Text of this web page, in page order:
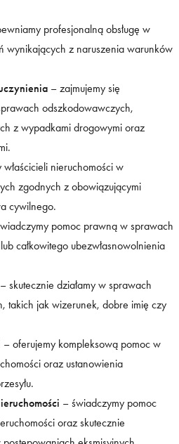
profesjonalną obsługę w
wynikających z naruszenia warunków
– zajmujemy się
odszkodowawczych,
z wypadkami drogowymi oraz
nieruchomości w
zgodnych z obowiązującymi
cywilnego.
pomoc prawną w sprawach
całkowitego ubezwłasnowolnienia
– skutecznie działamy w sprawach
takich jak wizerunek, dobre imię czy
– oferujemy kompleksową pomoc w
oraz ustanowienia
– świadczymy pomoc
oraz skutecznie